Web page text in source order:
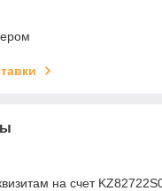
на счет